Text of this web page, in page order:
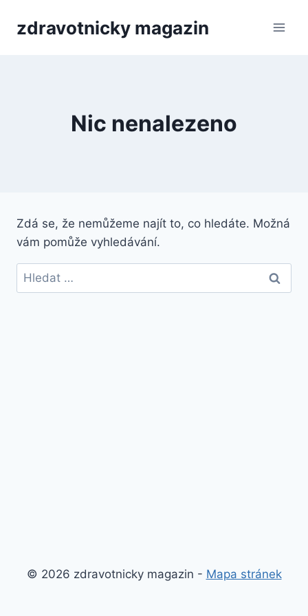
zdravotnicky magazin
Nic nenalezeno
Zdá se, že nemůžeme najít to, co hledáte. Možná
vám pomůže vyhledávání.
Vyhledávání
© 2026 zdravotnicky magazin - Mapa stránek